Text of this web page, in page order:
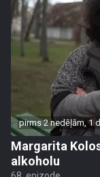
pirms 2 nedēļām, 1
Margarita
alkoholu